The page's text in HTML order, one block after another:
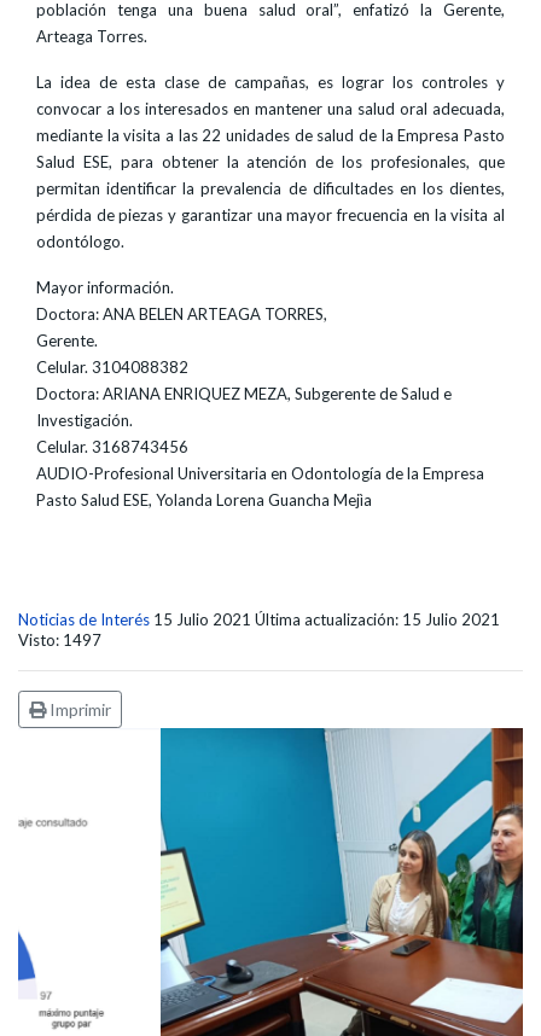
población tenga una buena salud oral”, enfatizó la Gerente,
Arteaga Torres.
La idea de esta clase de campañas, es lograr los controles y
convocar a los interesados en mantener una salud oral adecuada,
mediante la visita a las 22 unidades de salud de la Empresa Pasto
Salud ESE, para obtener la atención de los profesionales, que
permitan identificar la prevalencia de dificultades en los dientes,
pérdida de piezas y garantizar una mayor frecuencia en la visita al
odontólogo.
Mayor información.
Doctora: ANA BELEN ARTEAGA TORRES,
Gerente.
Celular. 3104088382
Doctora: ARIANA ENRIQUEZ MEZA, Subgerente de Salud e
Investigación.
Celular. 3168743456
AUDIO-Profesional Universitaria en Odontología de la Empresa
Pasto Salud ESE, Yolanda Lorena Guancha Mejìa
Noticias de Interés 15 Julio 2021 Última actualización: 15 Julio 2021
Visto: 1497
Imprimir